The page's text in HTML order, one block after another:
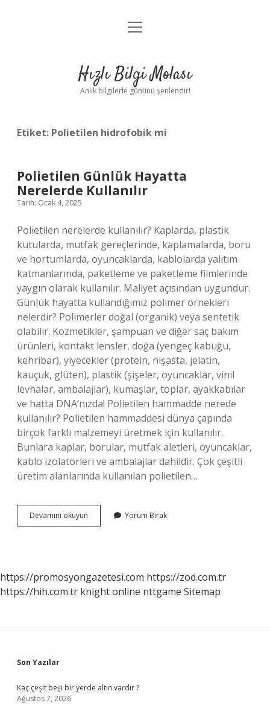
Anasayfa
Yasal Uyarı
menüyü
Hızlı Bilgi Molası
Anlık bilgilerle gününü şenlendir!
Etiket: Polietilen hidrofobik mi
Polietilen Günlük Hayatta
Nerelerde Kullanılır
Tarih: Ocak 4, 2025
Polietilen nerelerde kullanılır? Kaplarda, plastik
kutularda, mutfak gereçlerinde, kaplamalarda, boru
ve hortumlarda, oyuncaklarda, kablolarda yalıtım
katmanlarında, paketleme ve paketleme filmlerinde
yaygın olarak kullanılır. Maliyet açısından uygundur.
Günlük hayatta kullandığımız polimer örnekleri
nelerdir? Polimerler doğal (organik) veya sentetik
olabilir. Kozmetikler, şampuan ve diğer saç bakım
ürünleri, kontakt lensler, doğa (yengeç kabuğu,
kehribar), yiyecekler (protein, nişasta, jelatin,
kauçuk, glüten), plastik (şişeler, oyuncaklar, vinil
levhalar, ambalajlar), kumaşlar, toplar, ayakkabılar
ve hatta DNA’nızda! Polietilen hammadde nerede
kullanılır? Polietilen hammaddesi dünya çapında
birçok farklı malzemeyi üretmek için kullanılır.
Bunlara kaplar, borular, mutfak aletleri, oyuncaklar,
kablo izolatörleri ve ambalajlar dahildir. Çok çeşitli
üretim alanlarında kullanılan polietilen…
Devamını okuyun Polietilen
Günlük
Yorum Bırak
https://promosyongazetesi.com https://zod.com.tr
https://hih.com.tr knight online nttgame Sitemap
Sidebar
Son Yazılar
Kaç çeşit beşi bir yerde altın vardır ?
Ağustos 7, 2026